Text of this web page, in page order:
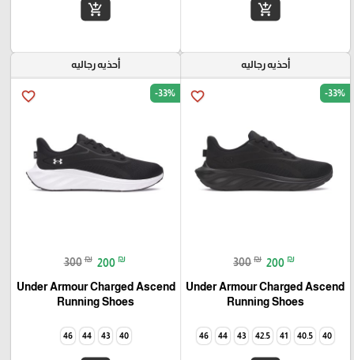
add_shopping_cart
add_shopping_cart
أحذيه رجاليه
favorite_border -33%
300 ₪ 200 ₪
Under Armour Charged Ascend
Running Shoes
40
40.5
41
42.5
43
44
46
أحذيه رجاليه
favorite_border -33%
300 ₪ 200 ₪
Under Armour Charged Ascend
Running Shoes
40
43
44
46